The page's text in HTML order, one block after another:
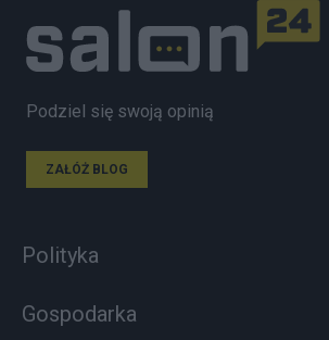
Podziel się swoją opinią
ZAŁÓŻ BLOG
Polityka
Gospodarka